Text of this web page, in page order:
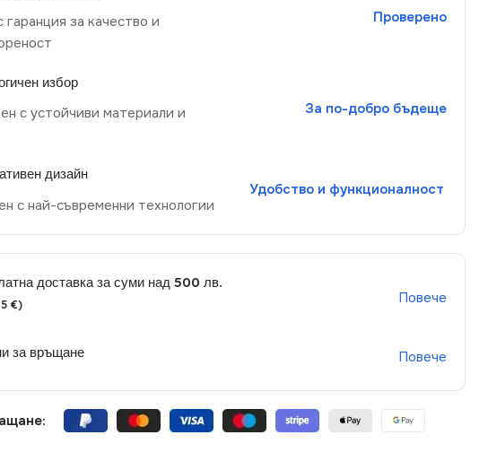
за качество и
Проверено
избор
с устойчиви материали и
За по-добро бъдеще
дизайн
с най-съвременни технологии
Удобство и функционалност
доставка за суми над 500 лв.
€) Повече
за връщане Повече